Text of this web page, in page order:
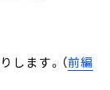
します。（前編